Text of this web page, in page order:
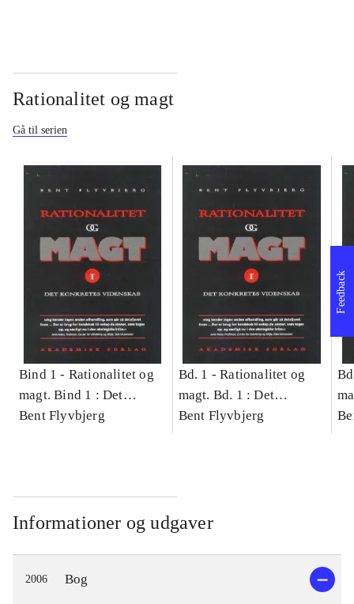
Rationalitet og magt
Gå til serien
Bind 1 - Rationalitet og
magt. Bind 1 : Det
konkretes videnskab
Bent Flyvbjerg
Bd. 1 -Rationalitet og
magt. Bd. 1 : Det
konkretes videnskab
Bent Flyvbjerg
Informationer og udgaver
2006 Bog
Feedback